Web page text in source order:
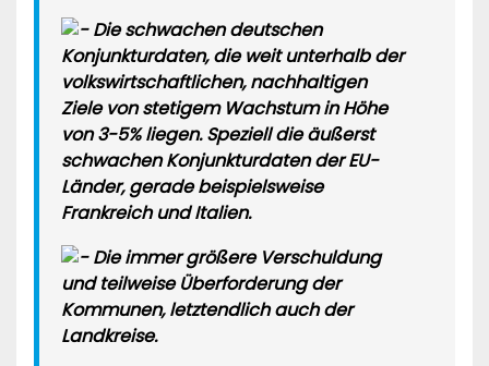
Die schwachen deutschen
Konjunkturdaten, die weit unterhalb der
volkswirtschaftlichen, nachhaltigen
Ziele von stetigem Wachstum in Höhe
von 3-5% liegen. Speziell die äußerst
schwachen Konjunkturdaten der EU-
Länder, gerade beispielsweise
Frankreich und Italien.
Die immer größere Verschuldung
und teilweise Überforderung der
Kommunen, letztendlich auch der
Landkreise.